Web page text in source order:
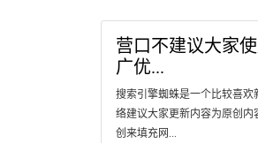
营口不建议大家
广优...
搜索引擎蜘蛛是一个比较喜欢
络建议大家更新内容为原创
创来填充网...